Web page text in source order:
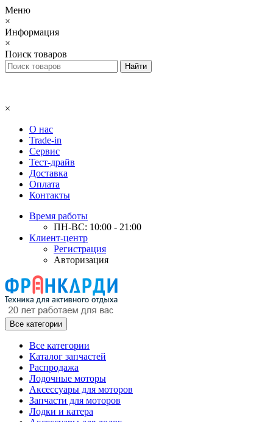
Меню
×
Информация
×
Поиск товаров
×
О нас
Trade-in
Сервис
Тест-драйв
Доставка
Оплата
Контакты
Время работы
ПН-ВС: 10:00 - 21:00
Клиент-центр
Регистрация
Авторизация
Все категории
Все категории
Каталог запчастей
Распродажа
Лодочные моторы
Аксессуары для моторов
Запчасти для моторов
Лодки и катера